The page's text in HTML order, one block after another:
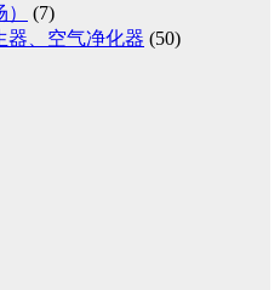
(7)
器、空气净化器 (50)